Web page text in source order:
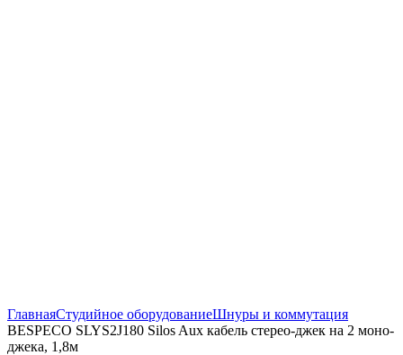
ГлавнаяСтудийное оборудованиеШнуры и коммутация
BESPECO SLYS2J180 Silos Aux кабель стерео-джек на 2 моно-
джека, 1,8м